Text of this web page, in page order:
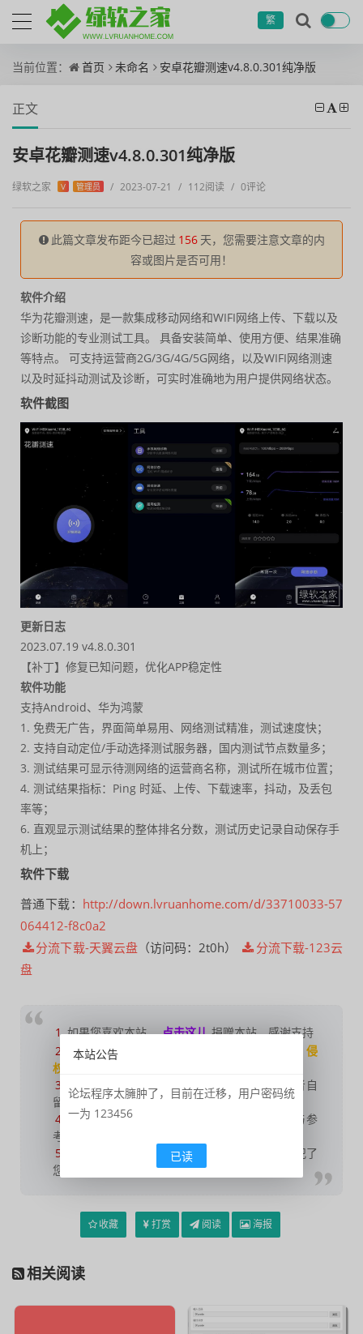
繁
当前位置： 首页 未命名 安卓花瓣测速v4.8.0.301纯净版
正文
安卓花瓣测速v4.8.0.301纯净版
绿软之家 V 管理员 / 2023-07-21 / 112阅读 / 0评论
此篇文章发布距今已超过 156 天，您需要注意文章的内
容或图片是否可用！
软件介绍
华为花瓣测速，是一款集成移动网络和WIFI网络上传、下载以及
诊断功能的专业测试工具。 具备安装简单、使用方便、结果准确
等特点。 可支持运营商2G/3G/4G/5G网络，以及WIFI网络测速
以及时延抖动测试及诊断，可实时准确地为用户提供网络状态。
软件截图
更新日志
2023.07.19 v4.8.0.301
【补丁】修复已知问题，优化APP稳定性
软件功能
支持Android、华为鸿蒙
1. 免费无广告，界面简单易用、网络测试精准，测试速度快；
2. 支持自动定位/手动选择测试服务器，国内测试节点数量多；
3. 测试结果可显示待测网络的运营商名称，测试所在城市位置；
4. 测试结果指标：Ping 时延、上传、下载速率，抖动，及丢包
率等；
6. 直观显示测试结果的整体排名分数，测试历史记录自动保存手
机上；
软件下载
普通下载： http://down.lvruanhome.com/d/33710033-57
064412-f8c0a2
分流下载-天翼云盘（访问码：2t0h）
分流下载-123云
盘
1如果您喜欢本站， 点击这儿 捐赠本站，感谢支持
2
可能会帮助到你：
侵
权删除
3 修改版本安卓及电脑软件，加群提示 为修改者自
留，非本站信息，注意鉴别；
4 本网站部分资源来源于网络，仅供大家学习与参
考，请于下载后24小时内删除；
5
若作商业用途，请联系原作者授权，若本站侵犯了
您的权益请联系站长进行删除处理；
收藏 打赏 阅读 海报
相关阅读
本站公告
论坛程序太臃肿了，目前在迁移，用户密码统
一为 123456
已读